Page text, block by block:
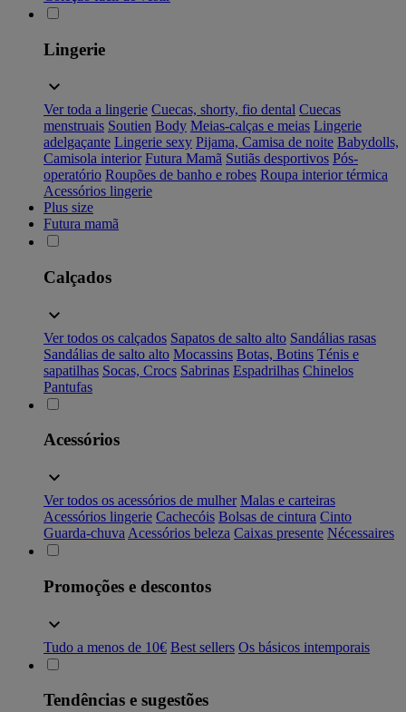
Lingerie
Ver toda a lingerie Cuecas, shorty, fio dental Cuecas
menstruais Soutien Body Meias-calças e meias Lingerie
adelgaçante Lingerie sexy Pijama, Camisa de noite Babydolls,
Camisola interior Futura Mamã Sutiãs desportivos Pós-
operatório Roupões de banho e robes Roupa interior térmica
Acessórios lingerie
Plus size
Futura mamã
Calçados
Ver todos os calçados Sapatos de salto alto Sandálias rasas
Sandálias de salto alto Mocassins Botas, Botins Ténis e
sapatilhas Socas, Crocs Sabrinas Espadrilhas Chinelos
Pantufas
Acessórios
Ver todos os acessórios de mulher Malas e carteiras
Acessórios lingerie Cachecóis Bolsas de cintura Cinto
Guarda-chuva Acessórios beleza Caixas presente Nécessaires
Promoções e descontos
Tudo a menos de 10€ Best sellers Os básicos intemporais
Tendências e sugestões